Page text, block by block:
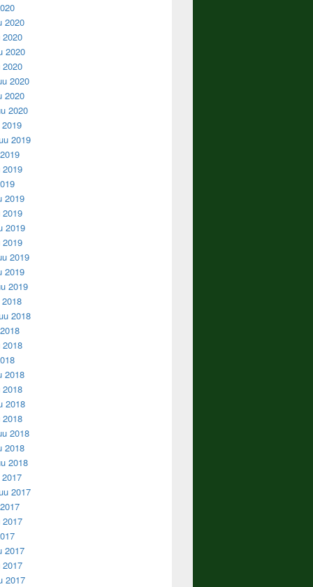
2020
2020
2020
2020
2020
2020
2019
2019
2019
2019
2019
2019
2019
2018
2018
2018
2018
2018
2018
2018
2017
2017
2017